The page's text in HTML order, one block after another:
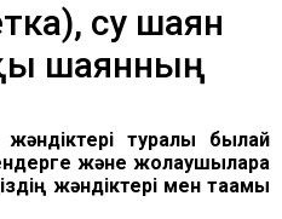
су шаян
шаянның
туралы былай
және жолаушыларға
жәндіктері мен тағамы